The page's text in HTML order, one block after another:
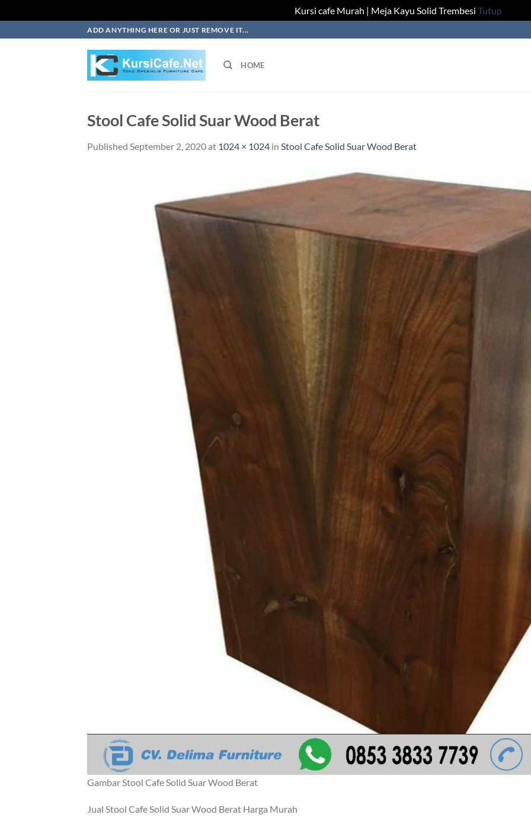
Kursi cafe Murah | Meja Kayu Solid Trembesi Tutup
to
ADD ANYTHING HERE OR JUST REMOVE IT...
HOME
Stool Cafe Solid Suar Wood Berat
Published September 2, 2020at 1024 × 1024 in Stool Cafe Solid Suar Wood Berat
Gambar Stool Cafe Solid Suar Wood Berat
Jual Stool Cafe Solid Suar Wood Berat Harga Murah